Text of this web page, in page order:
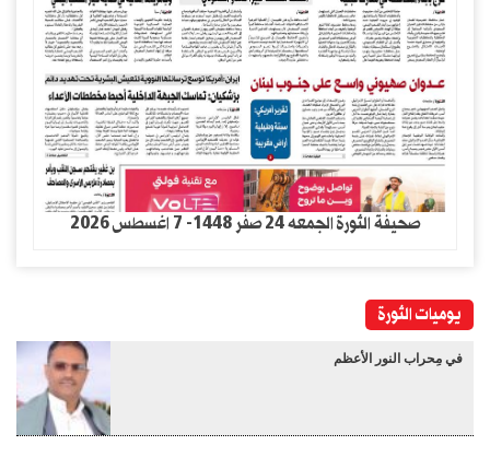
صحيفة الثورة الجمعه 24 صفر 1448- 7 اغسطس 2026
يوميات الثورة
في مِحراب النور الأعظم